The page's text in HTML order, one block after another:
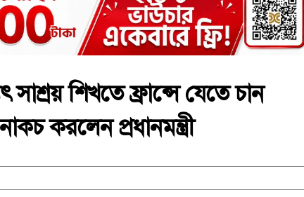
শিখতে ফ্রান্সে যেতে চান
করলেন প্রধানমন্ত্রী